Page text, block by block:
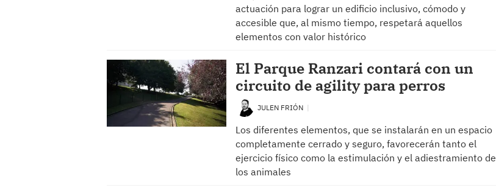
actuación para lograr un edificio inclusivo, cómodo y
accesible que, al mismo tiempo, respetará aquellos
elementos con valor histórico
El Parque Ranzari contará con un
circuito de agility para perros
JULEN FRIÓN
Los diferentes elementos, que se instalarán en un espacio
completamente cerrado y seguro, favorecerán tanto el
ejercicio físico como la estimulación y el adiestramiento de
los animales